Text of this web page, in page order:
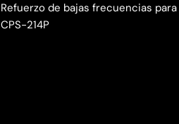
Refuerzo de bajas frecuencias para
CPS-214P